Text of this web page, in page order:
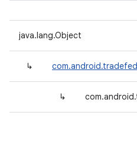
java.lang.Object
↳
↳